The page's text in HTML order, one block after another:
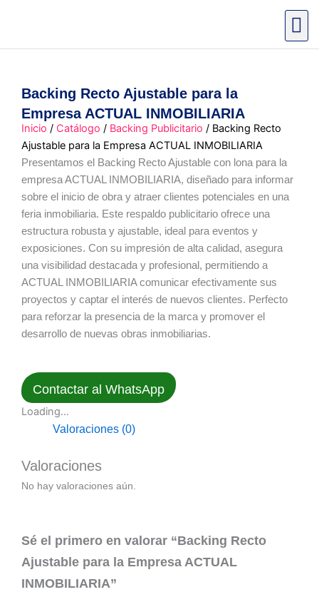
Backing Recto Ajustable para la
Empresa ACTUAL INMOBILIARIA
Inicio / Catálogo / Backing Publicitario / Backing Recto
Ajustable para la Empresa ACTUAL INMOBILIARIA
Presentamos el Backing Recto Ajustable con lona para la
empresa ACTUAL INMOBILIARIA, diseñado para informar
sobre el inicio de obra y atraer clientes potenciales en una
feria inmobiliaria. Este respaldo publicitario ofrece una
estructura robusta y ajustable, ideal para eventos y
exposiciones. Con su impresión de alta calidad, asegura
una visibilidad destacada y profesional, permitiendo a
ACTUAL INMOBILIARIA comunicar efectivamente sus
proyectos y captar el interés de nuevos clientes. Perfecto
para reforzar la presencia de la marca y promover el
desarrollo de nuevas obras inmobiliarias.
Contactar al WhatsApp
Loading...
Valoraciones (0)
Valoraciones
No hay valoraciones aún.
Sé el primero en valorar “Backing Recto
Ajustable para la Empresa ACTUAL
INMOBILIARIA”